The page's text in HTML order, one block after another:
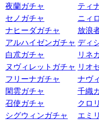
夜蘭ガチャ
ティ
セノガチャ
ニィ
ナヒーダガチャ
放浪
アルハイゼンガチャ ディ
白朮ガチャ
リネ
ヌヴィレットガチャ リオ
フリーナガチャ
ナヴ
閑雲ガチャ
千織
召使ガチャ
クロ
シグウィンガチャ
エミ